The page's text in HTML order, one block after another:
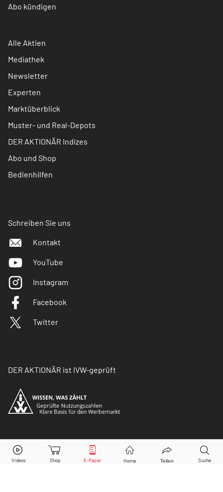
Abo kündigen
Alle Aktien
Mediathek
Newsletter
Experten
Marktüberblick
Muster- und Real-Depots
DER AKTIONÄR Indizes
Abo und Shop
Bedienhilfen
Schreiben Sie uns
Kontakt
YouTube
Instagram
Facebook
Twitter
DER AKTIONÄR ist IVW-geprüft
© Copyright 2026 Börsenmedien AG. Alle Rechte